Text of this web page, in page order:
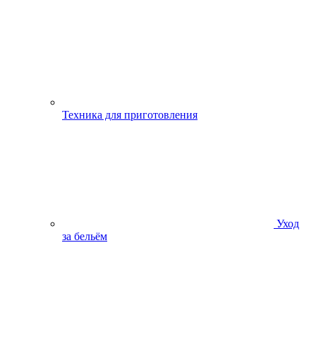
Техника для приготовления
Уход
за бельём